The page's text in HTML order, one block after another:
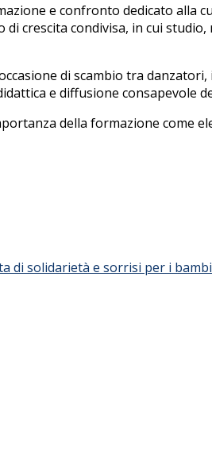
e confronto dedicato
crescita condivisa, in cui
di scambio tra
e diffusione consapevole
della formazione come
di solidarietà e sorrisi per i